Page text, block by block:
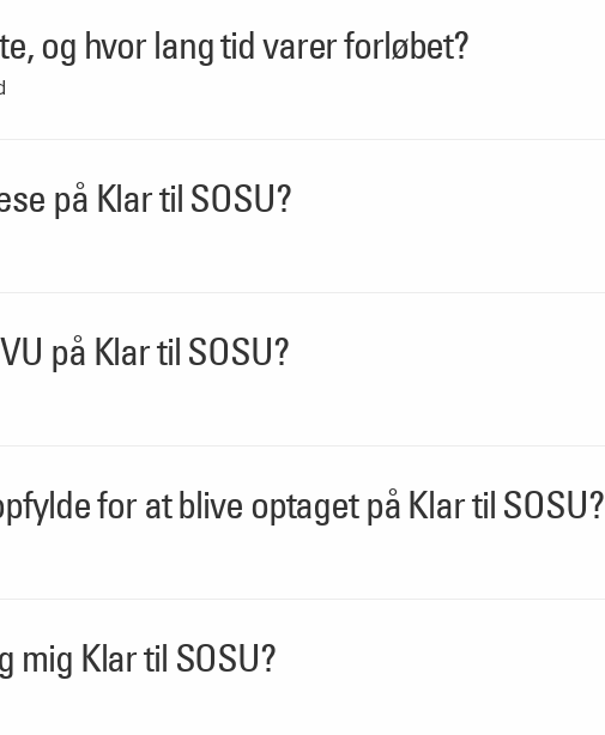
og hvor lang tid varer forløbet?
på Klar til SOSU?
på Klar til SOSU?
for at blive optaget på Klar til SOSU?
mig Klar til SOSU?